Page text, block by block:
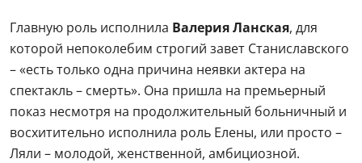
Главную роль исполнила Валерия Ланская, для
которой непоколебим строгий завет Станиславского
– «есть только одна причина неявки актера на
спектакль – смерть». Она пришла на премьерный
показ несмотря на продолжительный больничный и
восхитительно исполнила роль Елены, или просто –
Ляли – молодой, женственной, амбициозной.